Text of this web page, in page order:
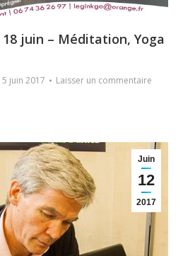
juin – Méditation, Yoga
juin 2017
Laisser un commentaire
Juin
12
2017